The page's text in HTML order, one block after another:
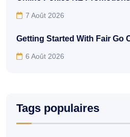
7 Août 2026
Getting Started With Fair Go
6 Août 2026
Tags populaires